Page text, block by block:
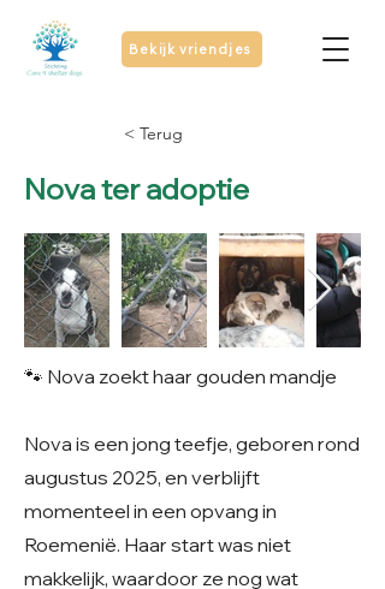
Bekijk vriendjes
< Terug
Nova ter adoptie
🐾 Nova zoekt haar gouden mandje
Nova is een jong teefje, geboren rond
augustus 2025, en verblijft
momenteel in een opvang in
Roemenië. Haar start was niet
makkelijk, waardoor ze nog wat